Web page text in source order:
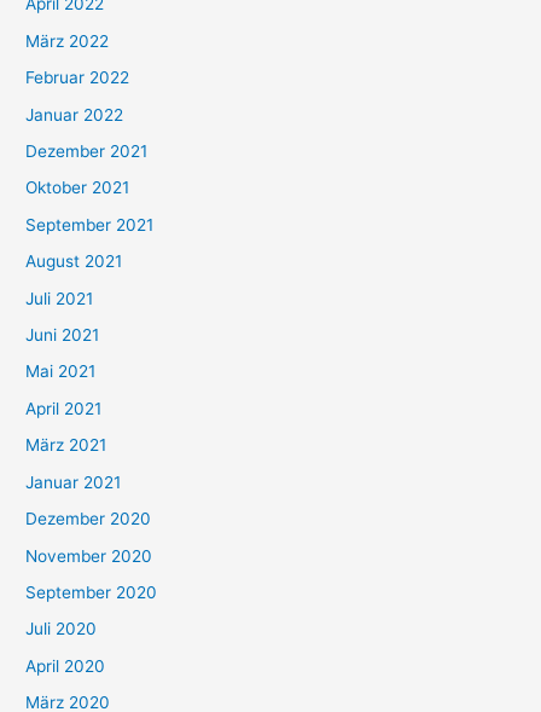
April 2022
März 2022
Februar 2022
Januar 2022
Dezember 2021
Oktober 2021
September 2021
August 2021
Juli 2021
Juni 2021
Mai 2021
April 2021
März 2021
Januar 2021
Dezember 2020
November 2020
September 2020
Juli 2020
April 2020
März 2020